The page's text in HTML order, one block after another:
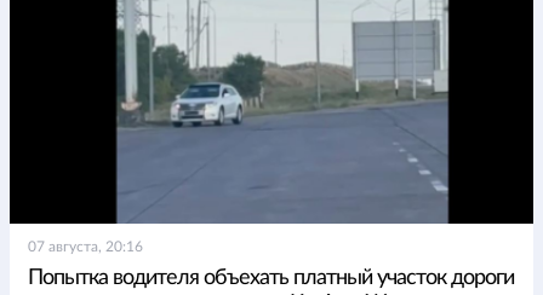
07 августа, 20:16
Попытка водителя объехать платный участок дороги